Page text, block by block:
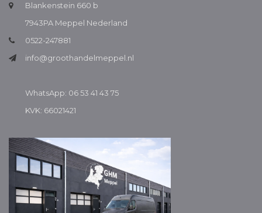
Blankenstein 660 b
7943PA Meppel Nederland
0522-247881
info@groothandelmeppel.nl
WhatsApp: 06 53 41 43 75
KVK: 66021421